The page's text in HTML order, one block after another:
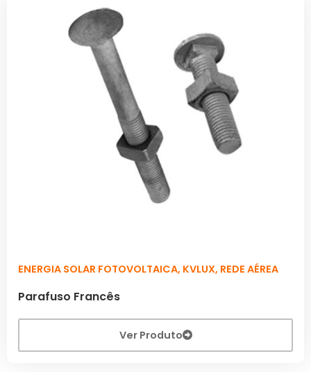
ENERGIA SOLAR FOTOVOLTAICA, KVLUX, REDE AÉREA
Parafuso Francês
Ver Produto